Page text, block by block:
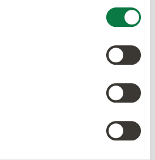
Kann mit Akzentstreifen